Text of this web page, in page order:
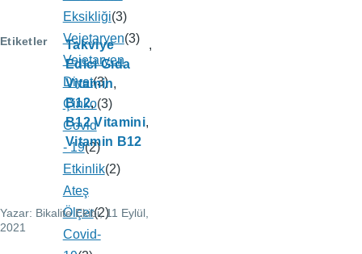
Etiketler
Takviye
Edici Gıda
Vitamin
B12
B12 Vitamini
Vitamin B12
Yazar: Bikalite Ekibi, 11 Eylül,
2021
Eksikliği(3)
Vejetaryen(3)
Vejetaryen
Diyet(3)
Çinko(3)
Covid
- 19(2)
Etkinlik(2)
Ateş
Ölçer(2)
Covid-